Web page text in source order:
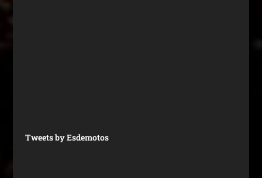
Tweets by Esdemotos